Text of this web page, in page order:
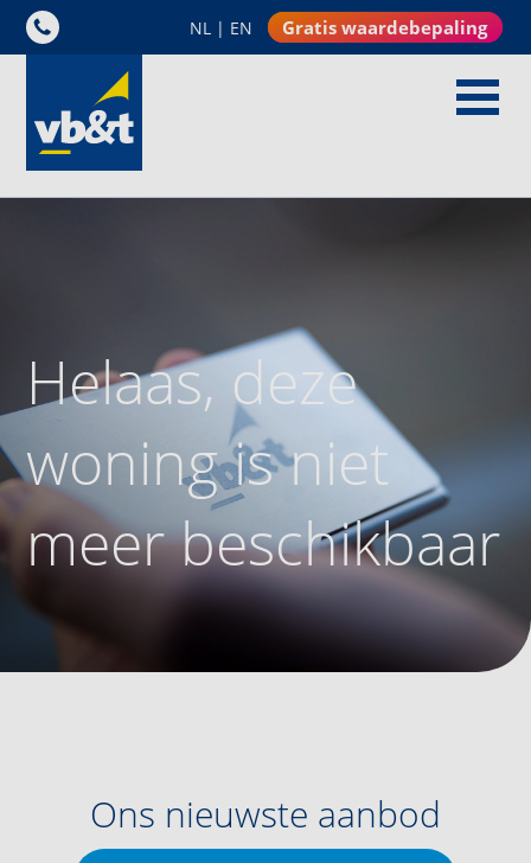
NL | EN Gratis waardebepaling
Helaas, deze
woning is niet
meer beschikbaar
Ons nieuwste aanbod